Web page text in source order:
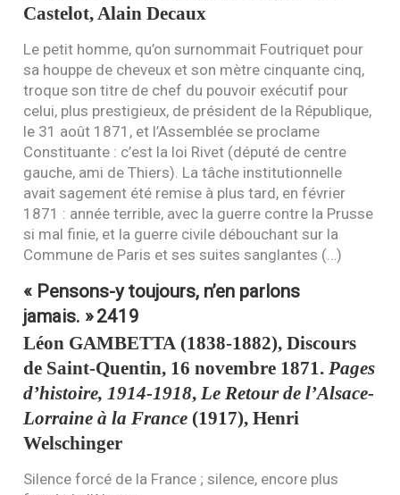
Castelot, Alain Decaux
Le petit homme, qu’on surnommait Foutriquet pour
sa houppe de cheveux et son mètre cinquante cinq,
troque son titre de chef du pouvoir exécutif pour
celui, plus prestigieux, de président de la République,
le 31 août 1871, et l’Assemblée se proclame
Constituante : c’est la loi Rivet (député de centre
gauche, ami de Thiers). La tâche institutionnelle
avait sagement été remise à plus tard, en février
1871 : année terrible, avec la guerre contre la Prusse
si mal finie, et la guerre civile débouchant sur la
Commune de Paris et ses suites sanglantes (…)
« Pensons-y toujours, n’en parlons
jamais. »2419
Léon GAMBETTA (1838-1882), Discours
de Saint-Quentin, 16 novembre 1871. Pages
d’histoire, 1914-1918, Le Retour de l’Alsace-
Lorraine à la France (1917), Henri
Welschinger
Silence forcé de la France ; silence, encore plus